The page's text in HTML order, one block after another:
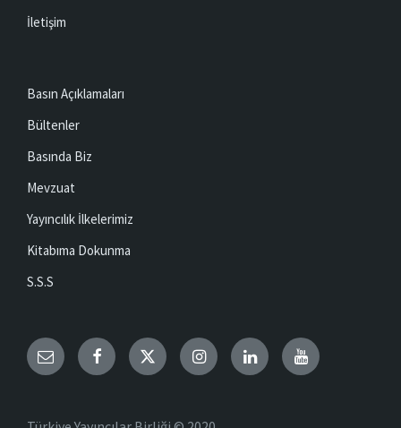
İletişim
Basın Açıklamaları
Bültenler
Basında Biz
Mevzuat
Yayıncılık İlkelerimiz
Kitabıma Dokunma
S.S.S
Email Facebook TwitterInstagramLinkedInYouTube